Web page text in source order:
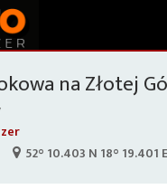
na Złotej
52° 10.403 N 18° 19.401 E